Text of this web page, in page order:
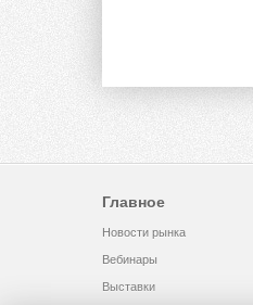
Главное
Новости рынка
Вебинары
Выставки